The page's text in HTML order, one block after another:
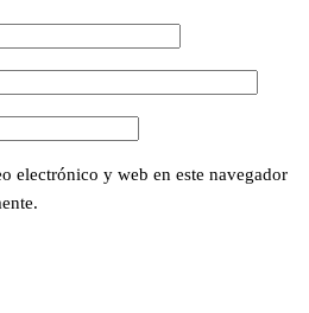
electrónico y web en este navegador